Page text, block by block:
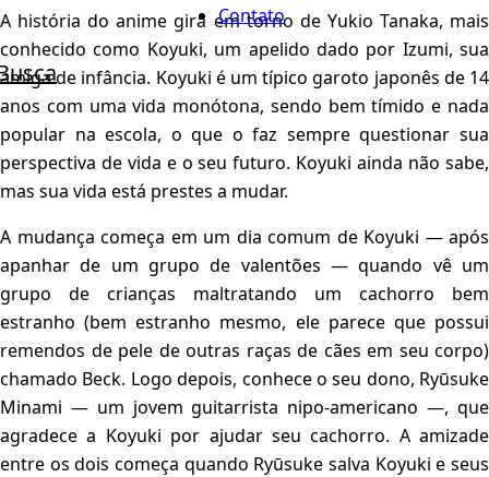
Contato
A história do anime gira em torno de Yukio Tanaka, mais
conhecido como Koyuki, um apelido dado por Izumi, sua
amiga de infância. Koyuki é um típico garoto japonês de 14
anos com uma vida monótona, sendo bem tímido e nada
popular na escola, o que o faz sempre questionar sua
perspectiva de vida e o seu futuro. Koyuki ainda não sabe,
mas sua vida está prestes a mudar.
A mudança começa em um dia comum de Koyuki — após
apanhar de um grupo de valentões — quando vê um
grupo de crianças maltratando um cachorro bem
estranho (bem estranho mesmo, ele parece que possui
remendos de pele de outras raças de cães em seu corpo)
chamado Beck. Logo depois, conhece o seu dono, Ryūsuke
Minami — um jovem guitarrista nipo-americano —, que
agradece a Koyuki por ajudar seu cachorro. A amizade
entre os dois começa quando Ryūsuke salva Koyuki e seus